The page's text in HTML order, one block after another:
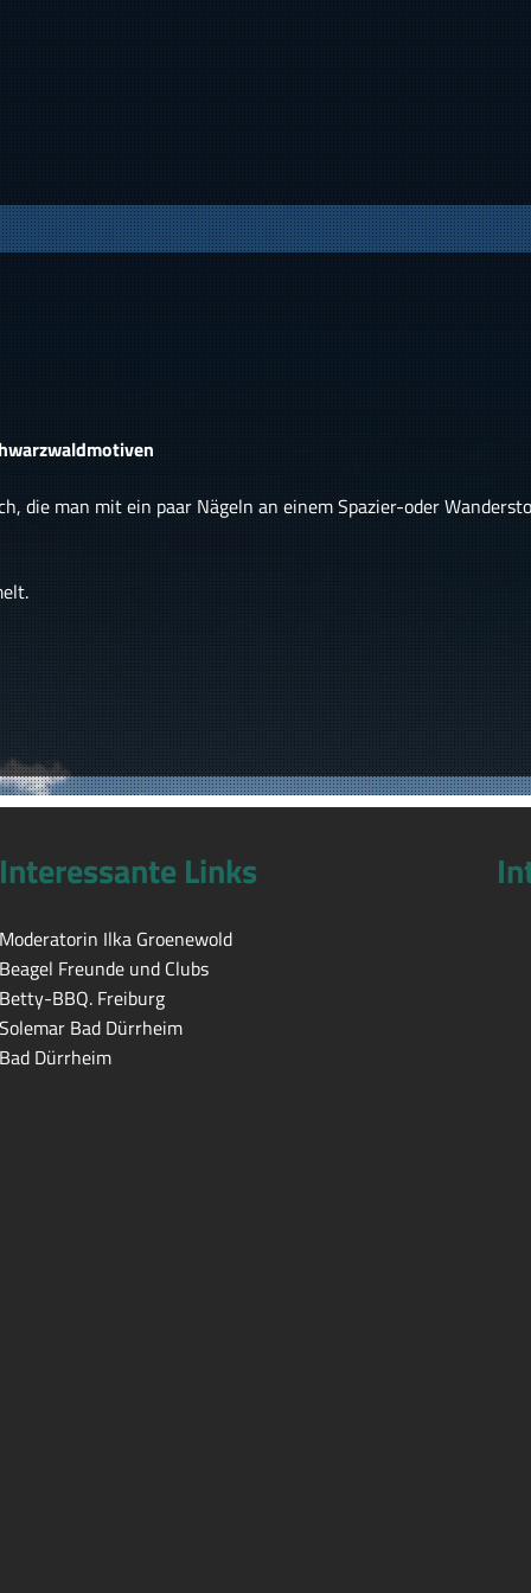
die man mit ein paar Nägeln an einem Spazier-oder
Links
Ilka Groenewold
Freunde und Clubs
BBQ. Freiburg
Bad Dürrheim
Dürrheim